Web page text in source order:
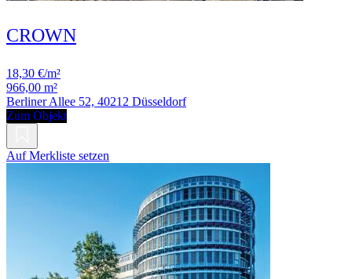
CROWN
18,30 €/m²
966,00 m²
Berliner Allee 52, 40212 Düsseldorf
Zum Objekt
Auf Merkliste setzen